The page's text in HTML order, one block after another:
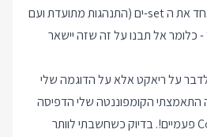
render פעמיים במקום לאחד את ה set-ים (התנהגות מתועדת ועם
כלומר אל תבנו על זה שזה יישאר
על ריאקט אלא על הדוגמה שלי
הקומפוננטה שלי הדפיסה
על המסך Counter::render פעמיים!. בדיוק כשחשבתי לוותר